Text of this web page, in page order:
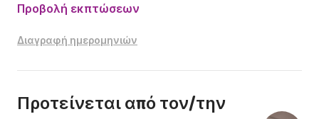
Προβολή εκπτώσεων
Διαγραφή ημερομηνιών
Προτείνεται από τον/την